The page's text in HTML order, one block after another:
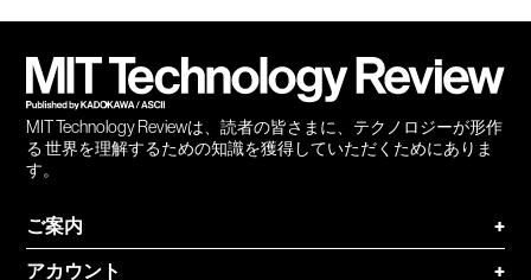
MIT Technology Reviewは、読者の皆さまに、テクノロジーが形作
る 世界を理解するための知識を獲得していただくためにありま
す。
ご案内
+
アカウント
+